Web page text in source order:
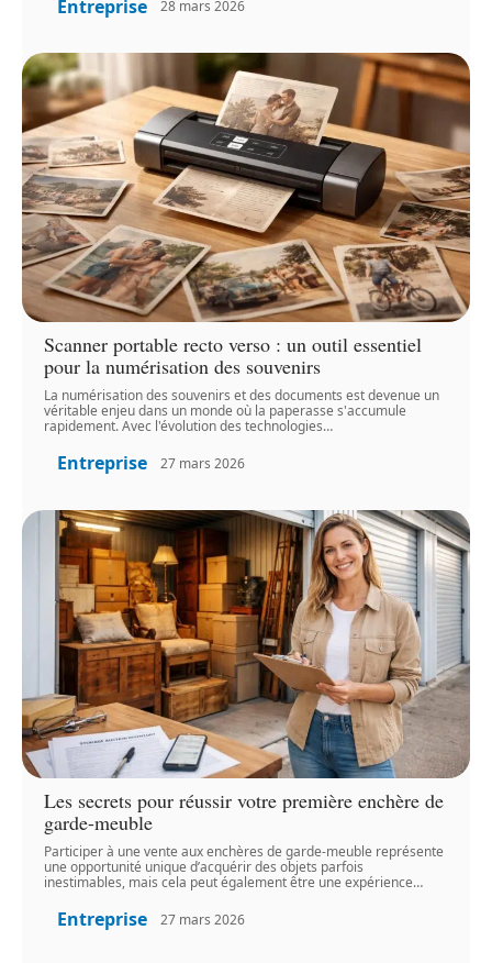
Entreprise 28 mars 2026
Scanner portable recto verso : un outil essentiel
pour la numérisation des souvenirs
La numérisation des souvenirs et des documents est devenue un
véritable enjeu dans un monde où la paperasse s'accumule
rapidement. Avec l'évolution des technologies…
Entreprise 27 mars 2026
Les secrets pour réussir votre première enchère de
garde-meuble
Participer à une vente aux enchères de garde-meuble représente
une opportunité unique d’acquérir des objets parfois
inestimables, mais cela peut également être une expérience…
Entreprise 27 mars 2026